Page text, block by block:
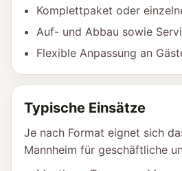
Komplettpaket oder
Auf- und Abbau sowie
Flexible Anpassung an
Typische Einsätze
Je nach Format eignet sich
Mannheim für geschäftliche